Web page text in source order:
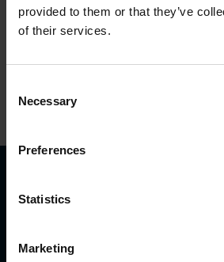
provided to them or that they’ve
of their services.
Selection
Necessary
Preferences
Statistics
Marketing
Encapsulation level
Temperature
Manual PRSS